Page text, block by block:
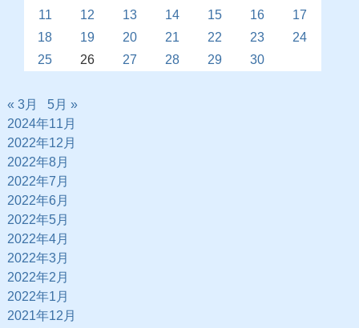
11
12 13 14 15 16
17
18
19 20 21 22 23
24
25
26 27 28 29 30
« 3月
5月 »
2024年11月
2022年12月
2022年8月
2022年7月
2022年6月
2022年5月
2022年4月
2022年3月
2022年2月
2022年1月
2021年12月